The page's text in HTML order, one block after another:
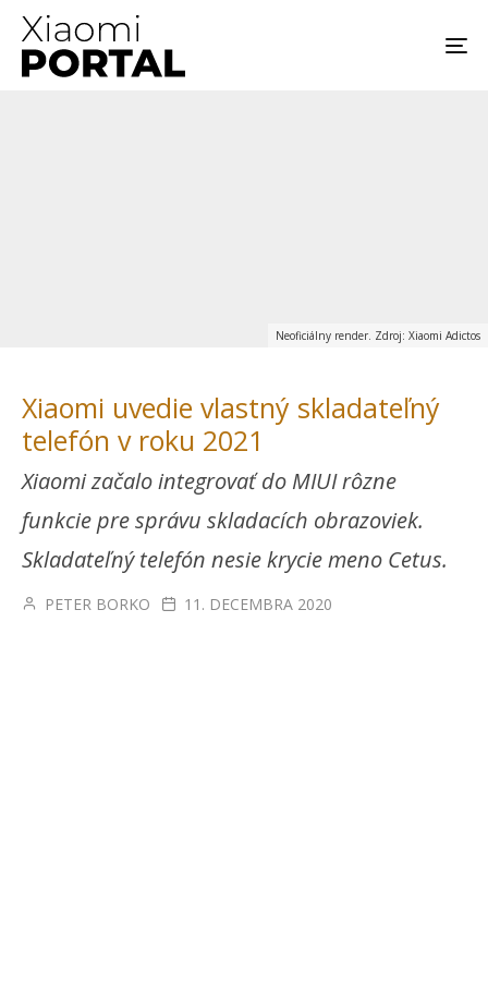
Neoficiálny render. Zdroj: Xiaomi Adictos
Xiaomi uvedie vlastný skladateľný
telefón v roku 2021
Xiaomi začalo integrovať do MIUI rôzne
funkcie pre správu skladacích obrazoviek.
Skladateľný telefón nesie krycie meno Cetus.
PETER BORKO 11. DECEMBRA 2020